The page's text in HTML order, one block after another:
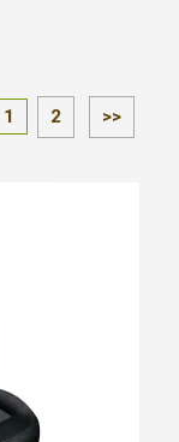
1 2 >>